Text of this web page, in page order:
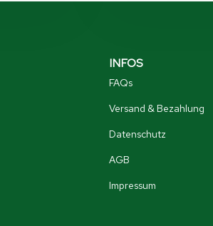
INFOS
FAQs
Versand & Bezahlung
Datenschutz
AGB
Impressum